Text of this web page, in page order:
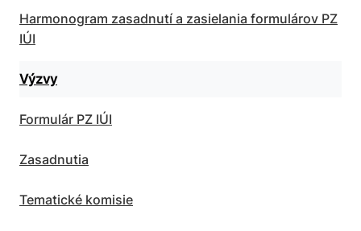
Harmonogram zasadnutí a zasielania formulárov PZ
IÚI
Výzvy
Formulár PZ IÚI
Zasadnutia
Tematické komisie